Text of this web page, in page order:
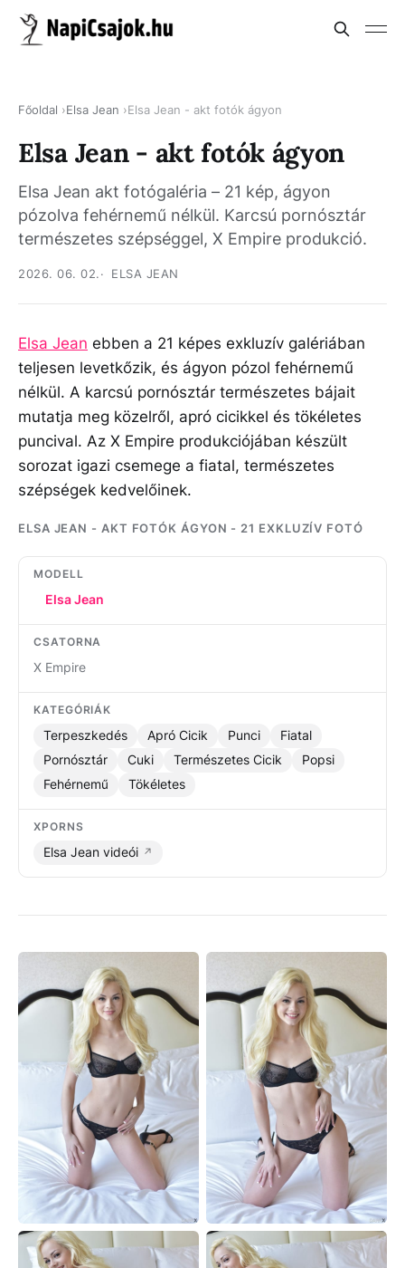
Főoldal Elsa Jean Elsa Jean - akt fotók ágyon
Elsa Jean - akt fotók ágyon
Elsa Jean akt fotógaléria – 21 kép, ágyon
pózolva fehérnemű nélkül. Karcsú pornósztár
természetes szépséggel, X Empire produkció.
2026. 06. 02. ELSA JEAN
Elsa Jean ebben a 21 képes exkluzív galériában
teljesen levetkőzik, és ágyon pózol fehérnemű
nélkül. A karcsú pornósztár természetes bájait
mutatja meg közelről, apró cicikkel és tökéletes
puncival. Az X Empire produkciójában készült
sorozat igazi csemege a fiatal, természetes
szépségek kedvelőinek.
ELSA JEAN - AKT FOTÓK ÁGYON - 21 EXKLUZÍV FOTÓ
MODELL
Elsa Jean
CSATORNA
X Empire
KATEGÓRIÁK
Terpeszkedés Apró Cicik Punci
Fiatal
Pornósztár
Cuki Természetes Cicik
Popsi
Fehérnemű
Tökéletes
XPORNS
Elsa Jean videói